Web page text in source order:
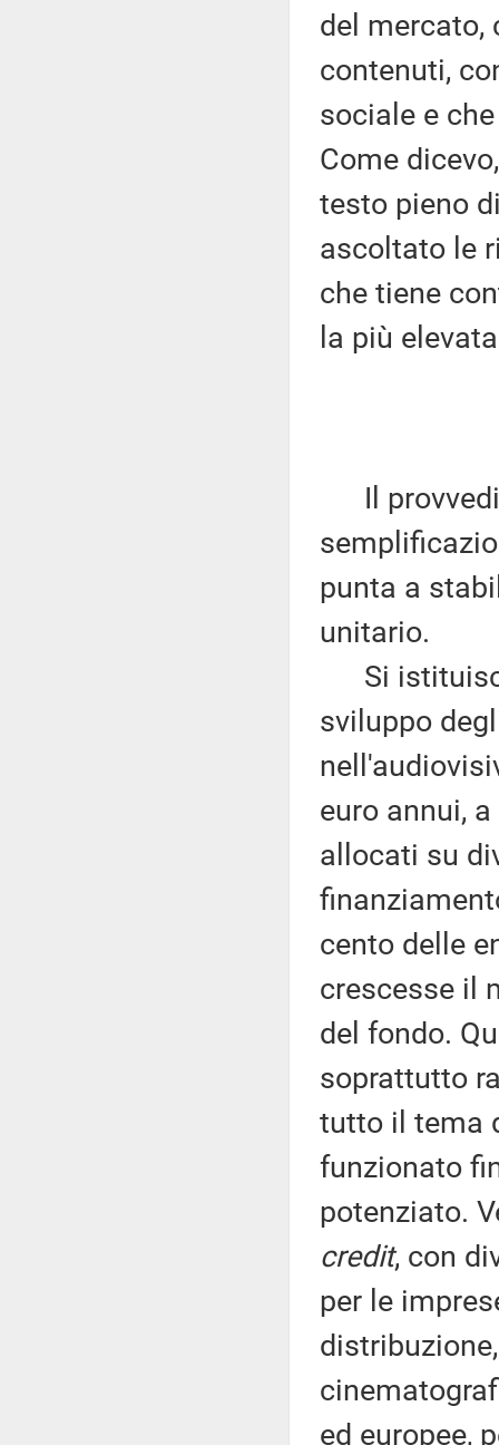
del mercato,
contenuti,
sociale e
Come
testo pieno
ascoltato le
che tiene
la più
Il
punta a
unitario.
Si
sviluppo
euro annui,
allocati su
cento delle
crescesse il
del fondo.
soprattutto
tutto il tema
funzionato
potenziato.
credit, con
per le
ed europee,